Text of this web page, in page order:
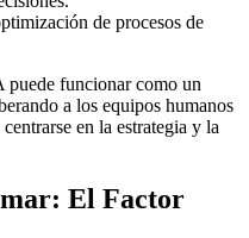
de procesos de
puede funcionar como un
a los equipos humanos
en la estrategia y la
El Factor